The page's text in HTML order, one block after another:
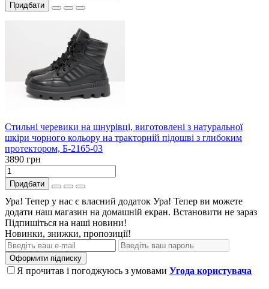
Придбати
Стильні черевики на шнурівці, виготовлені з натуральної
шкіри чорного кольору на тракторній підошві з глибоким
протектором, Б-2165-03
3890 грн
Придбати
Ура! Тепер у нас є власний додаток Ура! Тепер ви можете
додати наш магазин на домашній екран. Встановити не зараз
Підпишіться на наші новини!
Новинки, знижки, пропозиції!
Оформити підписку
Я прочитав і погоджуюсь з умовами Угода користувача